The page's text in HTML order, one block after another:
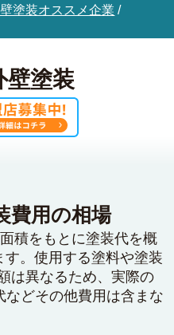
塗装オススメ企業 /
壁塗装
費用の相場
積をもとに塗装代を概
す。使用する塗料や塗装
は異なるため、実際の
どその他費用は含まな